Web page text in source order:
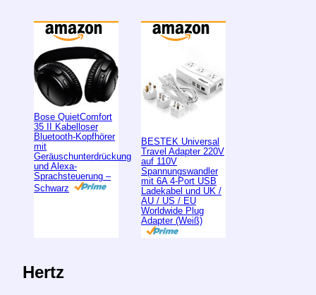
Bose QuietComfort
35 II Kabelloser
Bluetooth-Kopfhörer
mit
Geräuschunterdrückung
und Alexa-
Sprachsteuerung –
Schwarz
BESTEK Universal
Travel Adapter 220V
auf 110V
Spannungswandler
mit 6A 4-Port USB
Ladekabel und UK /
AU / US / EU
Worldwide Plug
Adapter (Weiß)
Hertz